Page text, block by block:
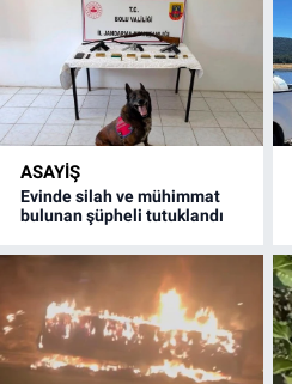
ASAYİŞ
Evinde silah ve mühimmat
bulunan şüpheli tutuklandı